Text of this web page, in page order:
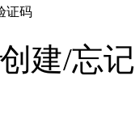
证码
创建/忘